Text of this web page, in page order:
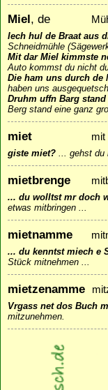
Miel, de
Iech hul de Braat aus
Schneidmühle
Mit dar Miel kimmste
Auto kommst du nicht
Die ham uns durch
haben uns
Druhm uffn Barg
Berg stand eine ganz
miet mit
giste miet? gehst du
mietbrenge
... du wolltst mr doch
etwas mitbringen ...
mietnamme
... du kenntst miech e
Stück mitnehmen ...
mietzenamme
Vrgass net dos Buch
mitzunehmen.